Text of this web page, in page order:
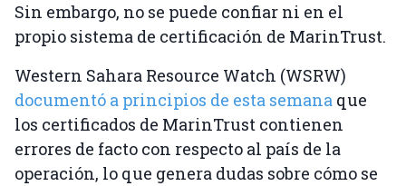
Sin embargo, no se puede confiar ni en el
propio sistema de certificación de MarinTrust.
Western Sahara Resource Watch (WSRW)
documentó a principios de esta semana que
los certificados de MarinTrust contienen
errores de facto con respecto al país de la
operación, lo que genera dudas sobre cómo se